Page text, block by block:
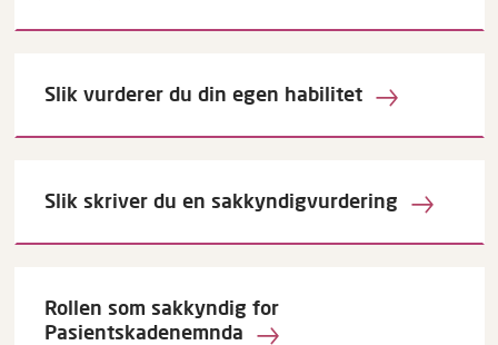
Slik vurderer du din egen habilitet
Slik skriver du en sakkyndigvurdering
Rollen som sakkyndig for
Pasientskadenemnda